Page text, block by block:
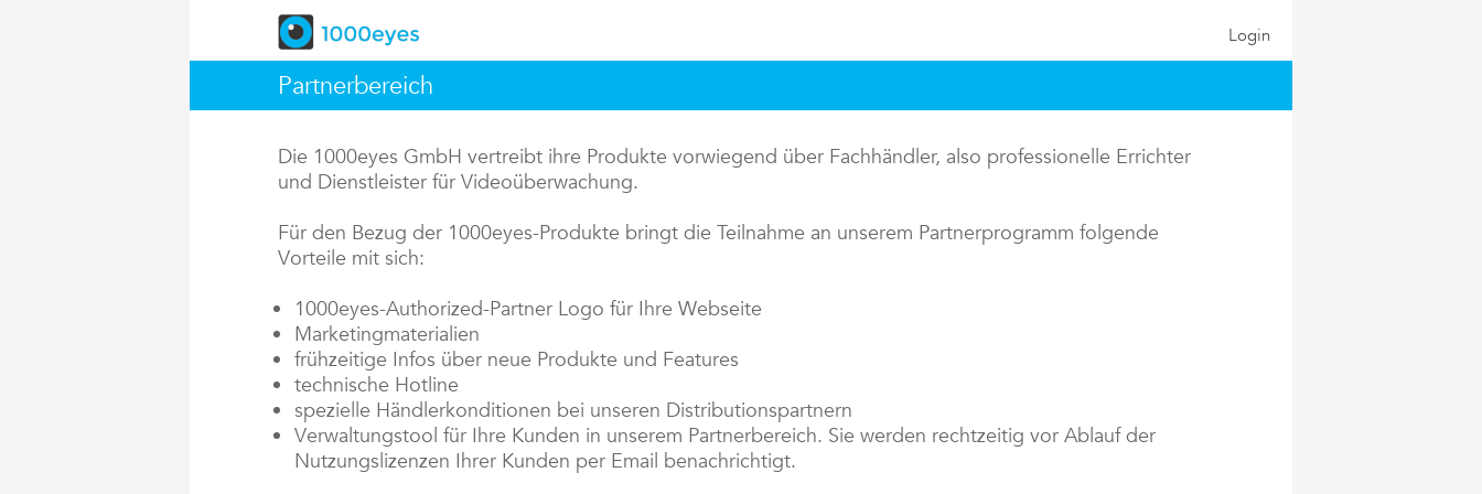
Login
Partnerbereich
Die 1000eyes GmbH vertreibt ihre Produkte vorwiegend über Fachhändler, also professionelle Errichter
und Dienstleister für Videoüberwachung.
Für den Bezug der 1000eyes-Produkte bringt die Teilnahme an unserem Partnerprogramm folgende
Vorteile mit sich:
1000eyes-Authorized-Partner Logo für Ihre Webseite
Marketingmaterialien
frühzeitige Infos über neue Produkte und Features
technische Hotline
spezielle Händlerkonditionen bei unseren Distributionspartnern
Verwaltungstool für Ihre Kunden in unserem Partnerbereich. Sie werden rechtzeitig vor Ablauf der
Nutzungslizenzen Ihrer Kunden per Email benachrichtigt.